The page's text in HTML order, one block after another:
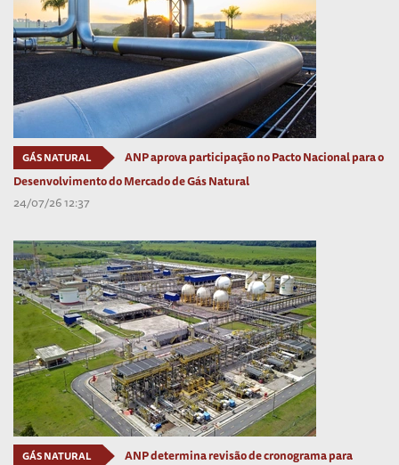
GÁS NATURAL
ANP aprova participação no Pacto Nacional para o
Desenvolvimento do Mercado de Gás Natural
24/07/26 12:37
GÁS NATURAL
ANP determina revisão de cronograma para